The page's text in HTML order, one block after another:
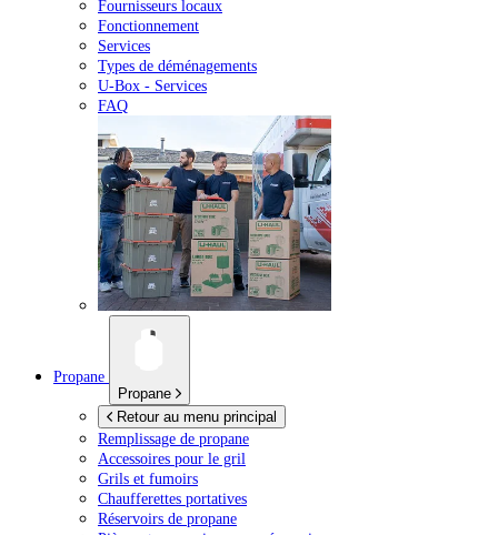
Fournisseurs locaux
Fonctionnement
Services
Types de déménagements
U-Box - Services
FAQ
Propane
Propane
Retour au menu principal
Remplissage de propane
Accessoires pour le gril
Grils et fumoirs
Chaufferettes portatives
Réservoirs de propane